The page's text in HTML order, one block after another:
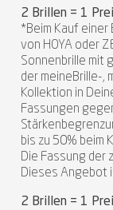
2 Brillen = 1
*Beim Kauf einer
von HOYA oder
Sonnenbrille mit
der meineBrille-,
Kollektion in
Fassungen
bis zu 50% beim
Die Fassung der
Dieses Angebot
2 Brillen = 1